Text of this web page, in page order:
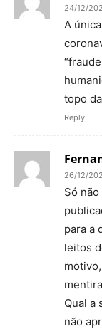
24/12/
A
topo
Reply
26/12/
Só
para a
leitos
Qual a
não